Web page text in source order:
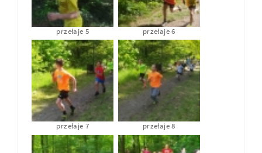
przełaje 5 przełaje 6
przełaje 7 przełaje 8